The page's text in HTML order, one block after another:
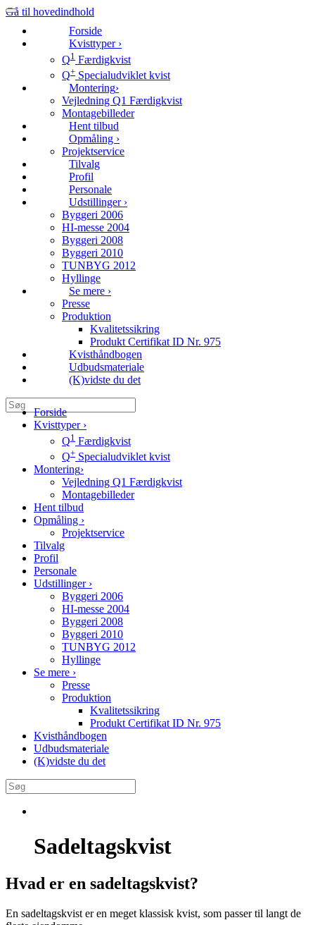
Gå til hovedindhold
Forside
Kvisttyper ›
Q1 Færdigkvist
Q+ Specialudviklet kvist
Montering›
Vejledning Q1 Færdigkvist
Montagebilleder
Hent tilbud
Opmåling ›
Projektservice
Tilvalg
Profil
Personale
Udstillinger ›
Byggeri 2006
HI-messe 2004
Byggeri 2008
Byggeri 2010
TUNBYG 2012
Hyllinge
Se mere ›
Presse
Produktion
Kvalitetssikring
Produkt Certifikat ID Nr. 975
Kvisthåndbogen
Udbudsmateriale
(K)vidste du det
Forside
Kvisttyper ›
Q1 Færdigkvist
Q+ Specialudviklet kvist
Montering›
Vejledning Q1 Færdigkvist
Montagebilleder
Hent tilbud
Opmåling ›
Projektservice
Tilvalg
Profil
Personale
Udstillinger ›
Byggeri 2006
HI-messe 2004
Byggeri 2008
Byggeri 2010
TUNBYG 2012
Hyllinge
Se mere ›
Presse
Produktion
Kvalitetssikring
Produkt Certifikat ID Nr. 975
Kvisthåndbogen
Udbudsmateriale
(K)vidste du det
Sadeltagskvist
Hvad er en sadeltagskvist?
En sadeltagskvist er en meget klassisk kvist, som passer til langt de